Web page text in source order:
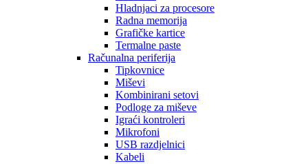
Hladnjaci za procesore
Radna memorija
Grafičke kartice
Termalne paste
Računalna periferija
Tipkovnice
Miševi
Kombinirani setovi
Podloge za miševe
Igraći kontroleri
Mikrofoni
USB razdjelnici
Kabeli